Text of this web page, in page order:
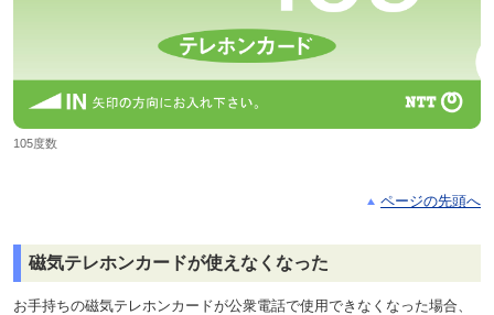
105度数
ページの先頭へ
磁気テレホンカードが使えなくなった
お手持ちの磁気テレホンカードが公衆電話で使用できなくなった場合、